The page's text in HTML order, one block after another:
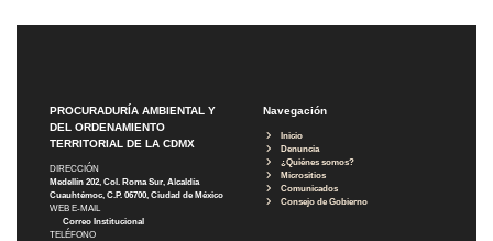
PROCURADURÍA AMBIENTAL Y
DEL ORDENAMIENTO
TERRITORIAL DE LA CDMX
DIRECCIÓN
Medellín 202, Col. Roma Sur, Alcaldía
Cuauhtémoc, C.P. 06700, Ciudad de México
WEB E-MAIL
Correo Institucional
TELÉFONO
Navegación
Inicio
Denuncia
¿Quiénes somos?
Micrositios
Comunicados
Consejo de Gobierno